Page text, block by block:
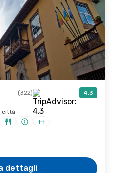
(322) 4,3
città
dettagli